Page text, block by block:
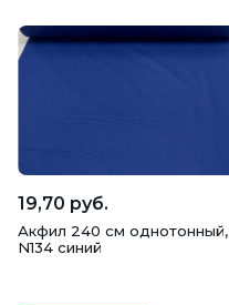
19,70 руб.
Акфил 240 см однотонный,
N134 синий